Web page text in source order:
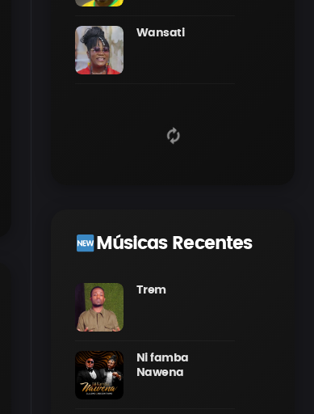
Wansati
Músicas Recentes
Trem
Ni famba
Nawena